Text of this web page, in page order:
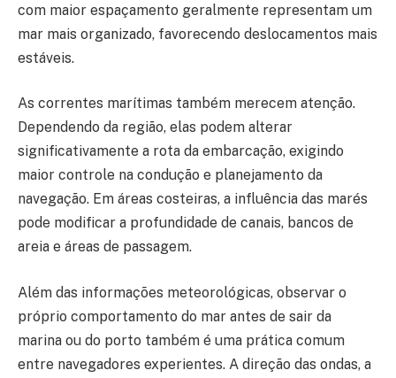
com maior espaçamento geralmente representam um
mar mais organizado, favorecendo deslocamentos mais
estáveis.
As correntes marítimas também merecem atenção.
Dependendo da região, elas podem alterar
significativamente a rota da embarcação, exigindo
maior controle na condução e planejamento da
navegação. Em áreas costeiras, a influência das marés
pode modificar a profundidade de canais, bancos de
areia e áreas de passagem.
Além das informações meteorológicas, observar o
próprio comportamento do mar antes de sair da
marina ou do porto também é uma prática comum
entre navegadores experientes. A direção das ondas, a